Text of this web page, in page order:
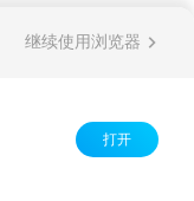
继续使用浏览器
打开